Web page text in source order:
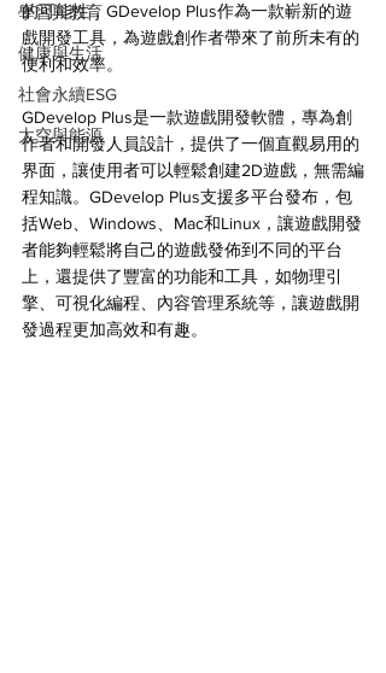
學習與教育
健康與生活
社會永續ESG
太空與能源
的可能性，GDevelop Plus作為一款嶄新的遊
戲開發工具，為遊戲創作者帶來了前所未有的
便利和效率。
GDevelop Plus是一款遊戲開發軟體，專為創
作者和開發人員設計，提供了一個直觀易用的
界面，讓使用者可以輕鬆創建2D遊戲，無需編
程知識。GDevelop Plus支援多平台發布，包
括Web、Windows、Mac和Linux，讓遊戲開發
者能夠輕鬆將自己的遊戲發佈到不同的平台
上，還提供了豐富的功能和工具，如物理引
擎、可視化編程、內容管理系統等，讓遊戲開
發過程更加高效和有趣。